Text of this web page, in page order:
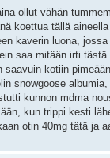
ollut vähän
koettua tällä
kaverin luona,
saa mitään irti
saavuin kotiin
snowgoose
kunnon mdma
kun trippi kesti
otin 40mg tätä ja